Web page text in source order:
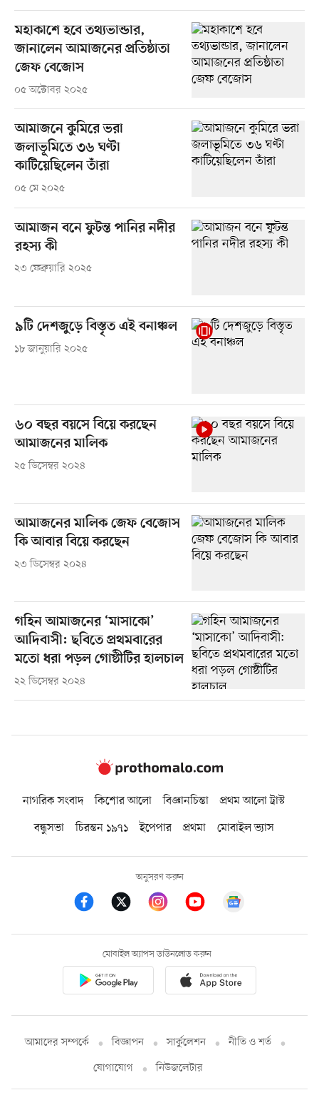
মহাকাশে হবে তথ্যভান্ডার,
জানালেন আমাজনের প্রতিষ্ঠাতা
জেফ বেজোস
০৫ অক্টোবর ২০২৫
আমাজনে কুমিরে ভরা
জলাভূমিতে ৩৬ ঘণ্টা
কাটিয়েছিলেন তাঁরা
০৫ মে ২০২৫
আমাজন বনে ফুটন্ত পানির নদীর
রহস্য কী
২৩ ফেব্রুয়ারি ২০২৫
৯টি দেশজুড়ে বিস্তৃত এই বনাঞ্চল
১৮ জানুয়ারি ২০২৫
৬০ বছর বয়সে বিয়ে করছেন
আমাজনের মালিক
২৫ ডিসেম্বর ২০২৪
আমাজনের মালিক জেফ বেজোস
কি আবার বিয়ে করছেন
২৩ ডিসেম্বর ২০২৪
গহিন আমাজনের ‘মাসাকো’
আদিবাসী: ছবিতে প্রথমবারের
মতো ধরা পড়ল গোষ্ঠীটির হালচাল
২২ ডিসেম্বর ২০২৪
নাগরিক সংবাদ কিশোর আলো বিজ্ঞানচিন্তা
প্রথম আলো ট্রাস্ট
বন্ধুসভা
চিরন্তন ১৯৭১ ইপেপার প্রথমা মোবাইল ভ্যাস
অনুসরণ করুন
মোবাইল অ্যাপস ডাউনলোড করুন
আমাদের সম্পর্কে বিজ্ঞাপন সার্কুলেশন
নীতি ও শর্ত
যোগাযোগ
নিউজলেটার